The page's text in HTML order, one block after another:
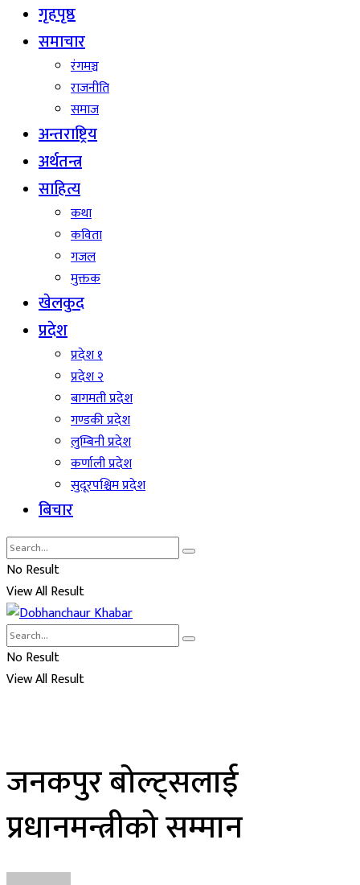
गृहपृष्ठ
समाचार
रंगमञ्च
राजनीति
समाज
अन्तराष्ट्रिय
अर्थतन्त्र
साहित्य
कथा
कविता
गजल
मुक्तक
खेलकुद
प्रदेश
प्रदेश १
प्रदेश २
बागमती प्रदेश
गण्डकी प्रदेश
लुम्बिनी प्रदेश
कर्णाली प्रदेश
सुदूरपश्चिम प्रदेश
बिचार
No Result
View All Result
No Result
View All Result
जनकपुर बोल्ट्सलाई
प्रधानमन्त्रीको सम्मान